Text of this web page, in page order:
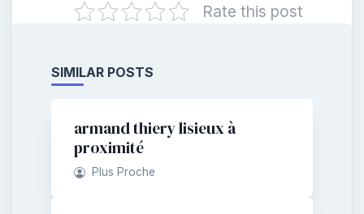
Rate this post
SIMILAR POSTS
armand thiery lisieux à
proximité
Plus Proche